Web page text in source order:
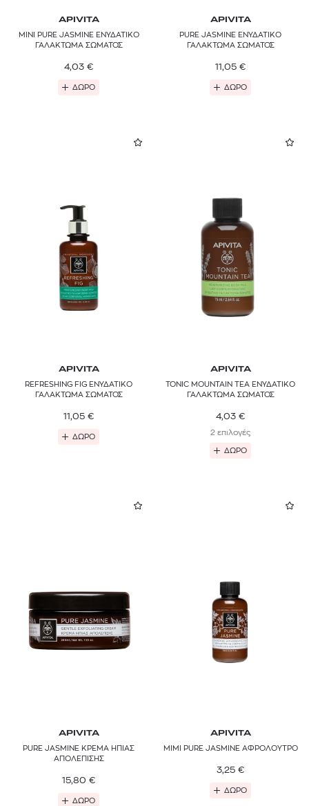
APIVITA
MINI PURE JASMINE ΕΝΥΔΑΤΙΚΟ
ΓΑΛΑΚΤΩΜΑ ΣΩΜΑΤΟΣ
4,03 €
ΔΩΡΟ
APIVITA
PURE JASMINE ΕΝΥΔΑΤΙΚΟ
ΓΑΛΑΚΤΩΜΑ ΣΩΜΑΤΟΣ
11,05 €
ΔΩΡΟ
APIVITA
REFRESHING FIG ΕΝΥΔΑΤΙΚΟ
ΓΑΛΑΚΤΩΜΑ ΣΩΜΑΤΟΣ
11,05 €
ΔΩΡΟ
APIVITA
TONIC MOUNTAIN TEA ΕΝΥΔΑΤΙΚΟ
ΓΑΛΑΚΤΩΜΑ ΣΩΜΑΤΟΣ
4,03 €
2 επιλογές
ΔΩΡΟ
APIVITA
PURE JASMINE ΚΡΕΜΑ ΗΠΙΑΣ
ΑΠΟΛΕΠΙΣΗΣ
15,80 €
ΔΩΡΟ
APIVITA
MIMI PURE JASMINE ΑΦΡΟΛΟΥΤΡΟ
3,25 €
ΔΩΡΟ